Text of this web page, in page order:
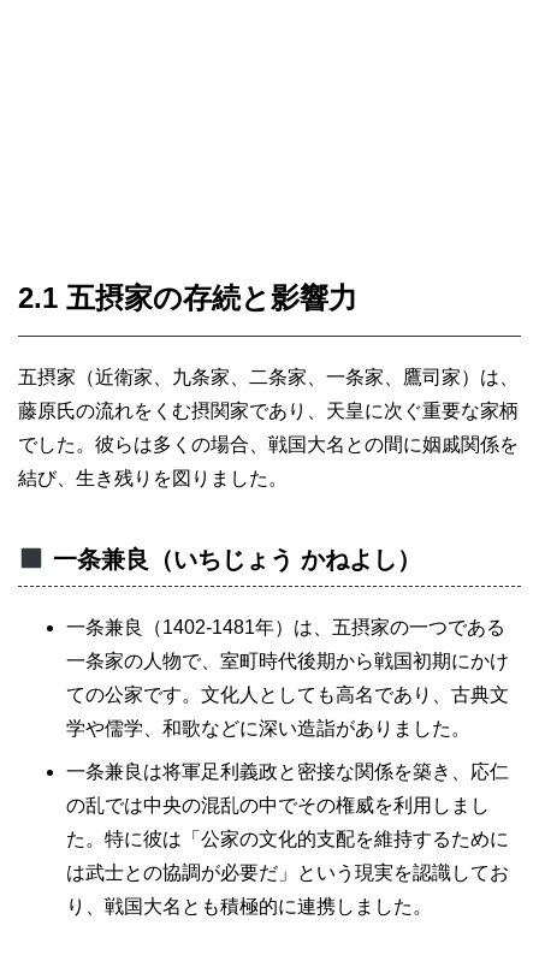
2.1 五摂家の存続と影響力
五摂家（近衛家、九条家、二条家、一条家、鷹司家）は、
藤原氏の流れをくむ摂関家であり、天皇に次ぐ重要な家柄
でした。彼らは多くの場合、戦国大名との間に姻戚関係を
結び、生き残りを図りました。
一条兼良（いちじょう かねよし）
一条兼良（1402-1481年）は、五摂家の一つである
一条家の人物で、室町時代後期から戦国初期にかけ
ての公家です。文化人としても高名であり、古典文
学や儒学、和歌などに深い造詣がありました。
一条兼良は将軍足利義政と密接な関係を築き、応仁
の乱では中央の混乱の中でその権威を利用しまし
た。特に彼は「公家の文化的支配を維持するために
は武士との協調が必要だ」という現実を認識してお
り、戦国大名とも積極的に連携しました。